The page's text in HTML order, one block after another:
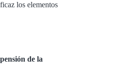
los elementos
de la